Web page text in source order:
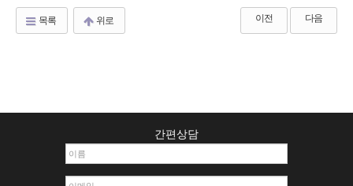
목록 위로 이전 다음
간편상담